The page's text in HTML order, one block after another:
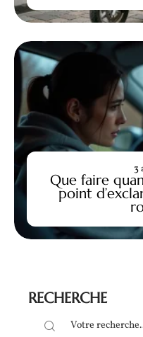
Que faire
point
3
RECHERCHE